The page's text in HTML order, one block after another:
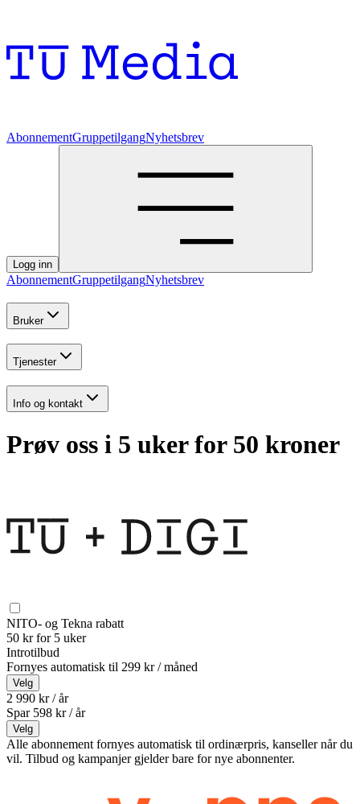
AbonnementGruppetilgangNyhetsbrev
Logg inn
AbonnementGruppetilgangNyhetsbrev
Bruker
Tjenester
Info og kontakt
Prøv oss i 5 uker for 50 kroner
NITO- og Tekna rabatt
50 kr for 5 uker
Introtilbud
Fornyes automatisk til 299 kr / måned
Velg
2 990 kr / år
Spar 598 kr /år
Velg
Alle abonnement fornyes automatisk til ordinærpris, kanseller når du
vil. Tilbud og kampanjer gjelder bare for nye abonnenter.